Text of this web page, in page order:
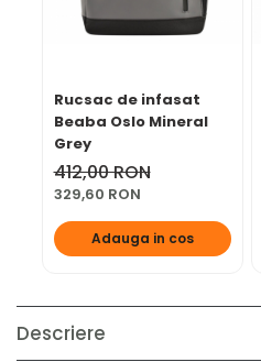
Rucsac de infasat
Beaba Oslo Mineral
Grey
412,00 RON
329,60 RON
Adauga in cos
Descriere